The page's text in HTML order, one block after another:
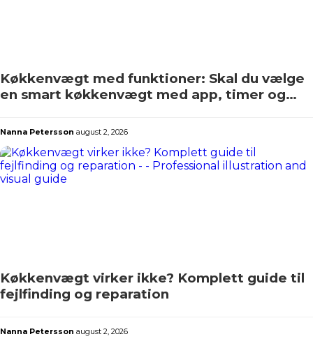
Køkkenvægt med funktioner: Skal du vælge
en smart køkkenvægt med app, timer og
Nanna Petersson august 2, 2026
Køkkenvægt virker ikke? Komplett guide til
fejlfinding og reparation
Nanna Petersson august 2, 2026